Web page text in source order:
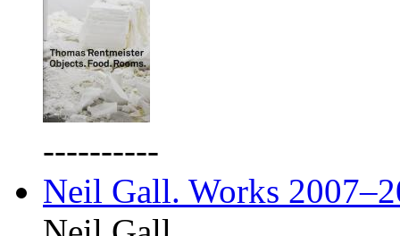
----------
Neil Gall. Works